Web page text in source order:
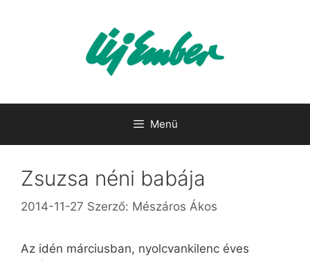
Menü
Zsuzsa néni babája
2014-11-27 Szerző: Mészáros Ákos
Az idén márciusban, nyolcvankilenc éves